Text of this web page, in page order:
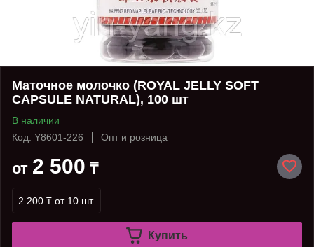
Маточное молочко (ROYAL JELLY SOFT
CAPSULE NATURAL), 100 шт
В наличии
Код: Y8601-226
Опт и розница
от 2 500 ₸
2 200 ₸ от 10 шт.
Купить